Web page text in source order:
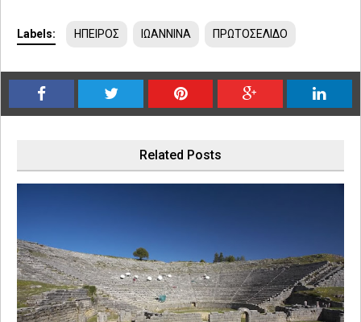
Labels: ΗΠΕΙΡΟΣ ΙΩΑΝΝΙΝΑ ΠΡΩΤΟΣΕΛΙΔΟ
Related Posts